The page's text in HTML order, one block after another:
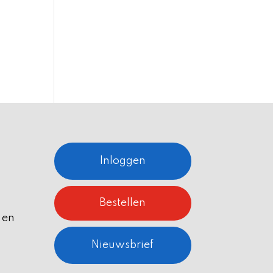
Inloggen
Bestellen
Nieuwsbrief